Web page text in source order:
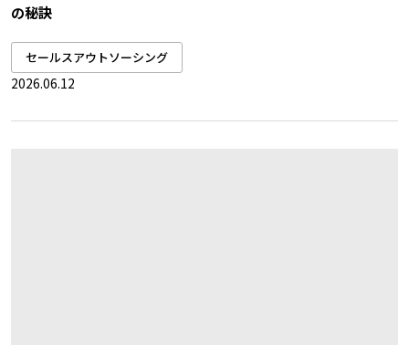
の秘訣
セールスアウトソーシング
2026.06.12